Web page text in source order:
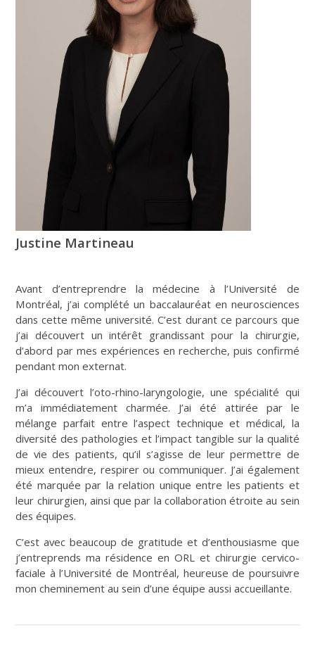
Justine Martineau
Avant d’entreprendre la médecine à l’Université de
Montréal, j’ai complété un baccalauréat en neurosciences
dans cette même université. C’est durant ce parcours que
j’ai découvert un intérêt grandissant pour la chirurgie,
d’abord par mes expériences en recherche, puis confirmé
pendant mon externat.
J’ai découvert l’oto-rhino-laryngologie, une spécialité qui
m’a immédiatement charmée. J’ai été attirée par le
mélange parfait entre l’aspect technique et médical, la
diversité des pathologies et l’impact tangible sur la qualité
de vie des patients, qu’il s’agisse de leur permettre de
mieux entendre, respirer ou communiquer. J’ai également
été marquée par la relation unique entre les patients et
leur chirurgien, ainsi que par la collaboration étroite au sein
des équipes.
C’est avec beaucoup de gratitude et d’enthousiasme que
j’entreprends ma résidence en ORL et chirurgie cervico-
faciale à l’Université de Montréal, heureuse de poursuivre
mon cheminement au sein d’une équipe aussi accueillante.